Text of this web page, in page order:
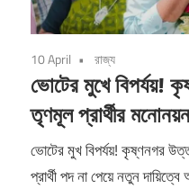
10 April রাজ্য
ভোটের মুখে বিপর্যয়!
তৃণমূল প্রার্থীর
ভোটের মুখ বিপর্যয়! কৃষ্ণনগর
প্রার্থী পদ না পেয়ে নতুন দায়িত্বে